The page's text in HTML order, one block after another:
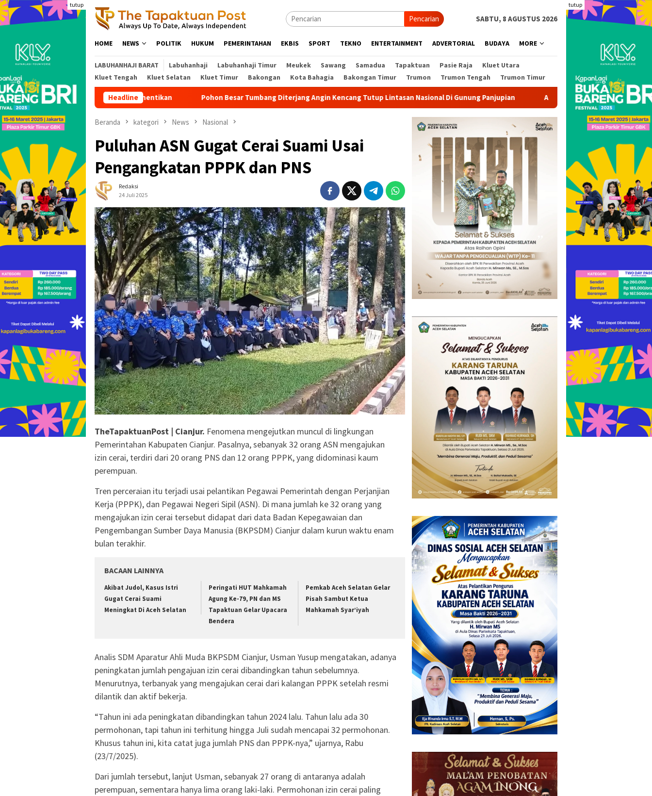
Loncat
ke
konten
tutup tutup
Pencarian SABTU, 8 AGUSTUS 2026
HOME NEWS POLITIK HUKUM PEMERINTAHAN EKBIS SPORT TEKNO ENTERTAINMENT ADVERTORIAL BUDAYA MORE
LABUHANHAJI BARAT Labuhanhaji Labuhanhaji Timur Meukek Sawang Samadua Tapaktuan Pasie Raja
Kluet Utara
Kluet Tengah
Kluet Selatan Kluet Timur Bakongan Kota Bahagia Bakongan Timur Trumon Trumon Tengah Trumon Timur
Headline
Diminta Dihentikan Pohon Besar Tumbang Diterjang Angin Kencang Tutup Lintasan Nasional Di Gunung Panjupian Angin Kencang Tumbangkan Pohon di Sawang, Jalur
Beranda kategori News Nasional
Puluhan ASN Gugat Cerai Suami Usai
Pengangkatan PPPK dan PNS
Redaksi
24 Juli 2025
TheTapaktuanPost | Cianjur. Fenomena mengejutkan muncul di lingkungan
Pemerintahan Kabupaten Cianjur. Pasalnya, sebanyak 32 orang ASN mengajukan
izin cerai, terdiri dari 20 orang PNS dan 12 orang PPPK, yang didominasi kaum
perempuan.
Tren perceraian itu terjadi usai pelantikan Pegawai Pemerintah dengan Perjanjian
Kerja (PPPK), dan Pegawai Negeri Sipil (ASN). Di mana jumlah ke 32 orang yang
mengajukan izin cerai tersebut didapat dari data Badan Kepegawaian dan
Pengembangan Sumber Daya Manusia (BKPSDM) Cianjur dalam kurun waktu enam
bulan terakhir.
BACAAN LAINNYA
Akibat Judol, Kasus Istri
Gugat Cerai Suami
Meningkat Di Aceh Selatan
Peringati HUT Mahkamah
Agung Ke-79, PN dan MS
Tapaktuan Gelar Upacara
Bendera
Pemkab Aceh Selatan Gelar
Pisah Sambut Ketua
Mahkamah Syar’iyah
Analis SDM Aparatur Ahli Muda BKPSDM Cianjur, Usman Yusup mengatakan, adanya
peningkatan jumlah pengajuan izin cerai dibandingkan tahun sebelumnya.
Menurutnya, terbanyak yang mengajukan cerai dari kalangan PPPK setelah resmi
dilantik dan aktif bekerja.
“Tahun ini ada peningkatan dibandingkan tahun 2024 lalu. Tahun lalu ada 30
permohonan, tapi tahun ini terhitung hingga Juli sudah mencapai 32 permohonan.
Khusus tahun ini, kita catat juga jumlah PNS dan PPPK-nya,” ujarnya, Rabu
(23/7/2025).
Dari jumlah tersebut, lanjut Usman, sebanyak 27 orang di antaranya adalah
perempuan, sementara hanya lima orang laki-laki. Permohonan izin cerai paling